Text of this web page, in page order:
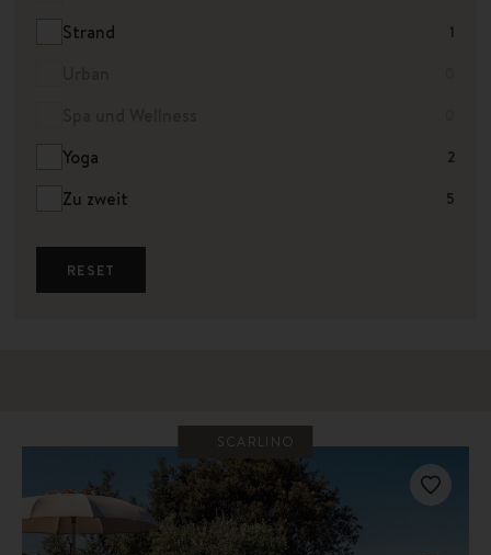
Strand 1
Yoga 2
Zu zweit 5
RESET
SCARLINO